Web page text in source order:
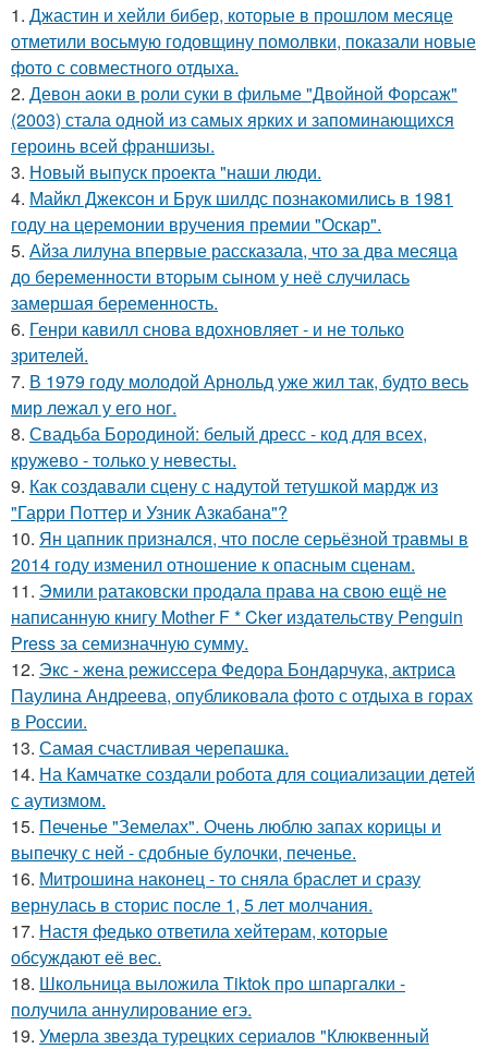
1. Джастин и хейли бибер, которые в прошлом месяце
отметили восьмую годовщину помолвки, показали новые
фото с совместного отдыха.
2. Девон аоки в роли суки в фильме "Двойной Форсаж"
(2003) стала одной из самых ярких и запоминающихся
героинь всей франшизы.
3. Новый выпуск проекта "наши люди.
4. Майкл Джексон и Брук шилдс познакомились в 1981
году на церемонии вручения премии "Оскар".
5. Айза лилуна впервые рассказала, что за два месяца
до беременности вторым сыном у неё случилась
замершая беременность.
6. Генри кавилл снова вдохновляет - и не только
зрителей.
7. В 1979 году молодой Арнольд уже жил так, будто весь
мир лежал у его ног.
8. Свадьба Бородиной: белый дресс - код для всех,
кружево - только у невесты.
9. Как создавали сцену с надутой тетушкой мардж из
"Гарри Поттер и Узник Азкабана"?
10. Ян цапник признался, что после серьёзной травмы в
2014 году изменил отношение к опасным сценам.
11. Эмили ратаковски продала права на свою ещё не
написанную книгу Mother F * Cker издательству Penguin
Press за семизначную сумму.
12. Экс - жена режиссера Федора Бондарчука, актриса
Паулина Андреева, опубликовала фото с отдыха в горах
в России.
13. Самая счастливая черепашка.
14. На Камчатке создали робота для социализации детей
с аутизмом.
15. Печенье "Земелах". Очень люблю запах корицы и
выпечку с ней - сдобные булочки, печенье.
16. Митрошина наконец - то сняла браслет и сразу
вернулась в сторис после 1, 5 лет молчания.
17. Настя федько ответила хейтерам, которые
обсуждают её вес.
18. Школьница выложила Tiktok про шпаргалки -
получила аннулирование егэ.
19. Умерла звезда турецких сериалов "Клюквенный